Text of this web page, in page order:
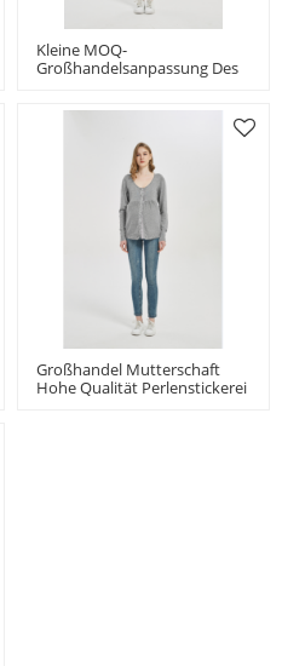
Kleine MOQ-
Großhandelsanpassung Des
Großhandel Mutterschaft
Hohe Qualität Perlenstickerei